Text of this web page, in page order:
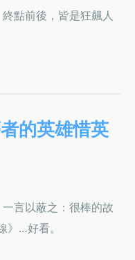
終點前後，皆是狂飆人
的英雄惜英
一言以蔽之：很棒的故
》…好看。